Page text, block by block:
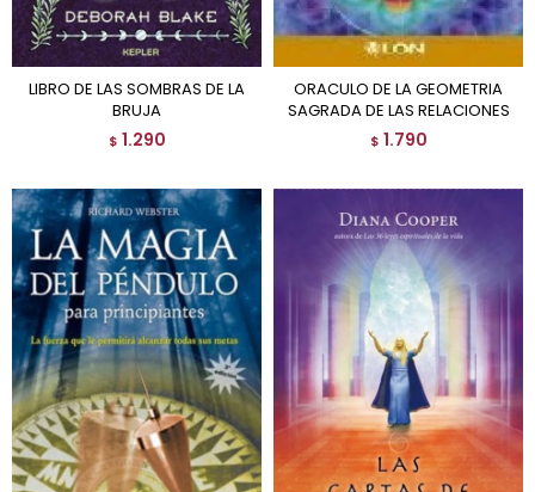
LIBRO DE LAS SOMBRAS DE LA
BRUJA
$ 1.290
ORACULO DE LA GEOMETRIA
SAGRADA DE LAS RELACIONES
$ 1.790